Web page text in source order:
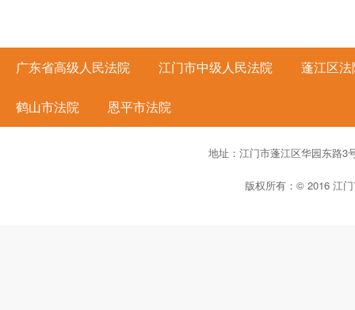
广东省高级人民法院 江门市中级人民法院 蓬江区法
鹤山市法院 恩平市法院
地址：江门市蓬江区华园东路3
版权所有：© 2016 江